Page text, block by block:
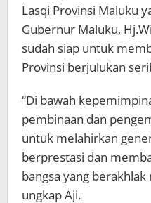
Lasqi Provinsi Maluku
Gubernur Maluku,
sudah siap untuk
Provinsi berjulukan
“Di bawah
pembinaan dan
untuk melahirkan
berprestasi dan
bangsa yang
ungkap Aji.